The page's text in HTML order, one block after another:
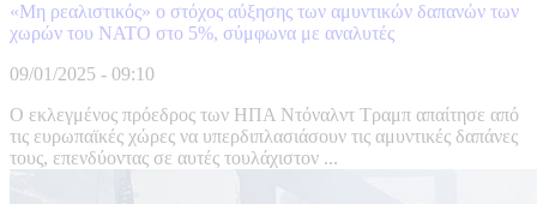
«Μη ρεαλιστικός» ο στόχος αύξησης των αμυντικών δαπανών των
χωρών του ΝΑΤΟ στο 5%, σύμφωνα με αναλυτές
09/01/2025 - 09:10
Ο εκλεγμένος πρόεδρος των ΗΠΑ Ντόναλντ Τραμπ απαίτησε από
τις ευρωπαϊκές χώρες να υπερδιπλασιάσουν τις αμυντικές δαπάνες
τους, επενδύοντας σε αυτές τουλάχιστον ...